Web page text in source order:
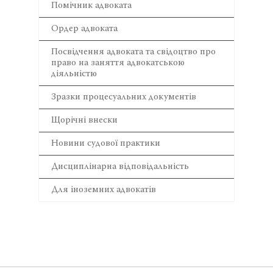
Помічник адвоката
Ордер адвоката
Посвідчення адвоката та свідоцтво про
право на заняття адвокатською
діяльністю
Зразки процесуальних документів
Щорічні внески
Новини судової практики
Дисциплінарна відповідальність
Для іноземних адвокатів